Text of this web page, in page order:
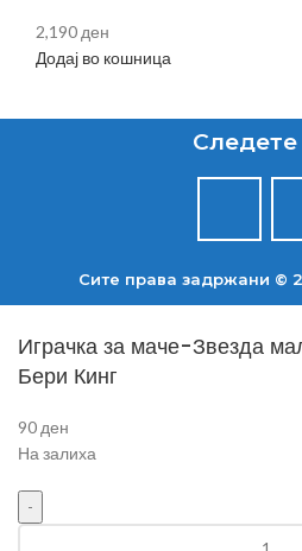
2,190 ден
Додај во кошница
Следете
Сите права задржани ©
Играчка за маче-Звезда
Бери Кинг
90 ден
На залиха